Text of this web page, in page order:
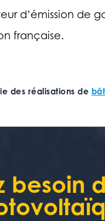
d’émission de
française.
des réalisations de
besoin